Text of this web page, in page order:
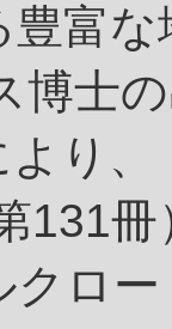
富
博士
り
131
クロ